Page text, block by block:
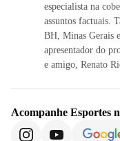
especialista na
assuntos factuais.
BH, Minas Gerais
apresentador do
e amigo, Renato
Acompanhe Esportes